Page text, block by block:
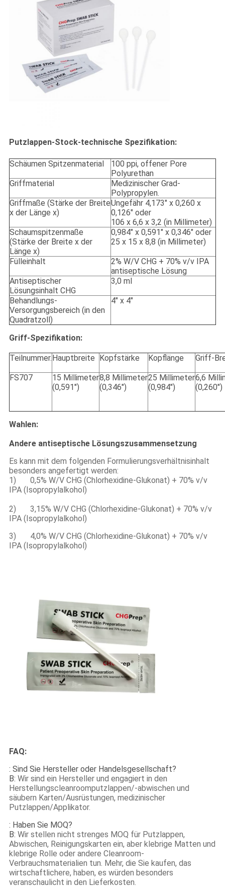
Putzlappen-Stock-technische Spezifikation:
Schäumen Spitzenmaterial
100 ppi, offener Pore
Polyurethan
Griffmaterial
Medizinischer Grad-
Polypropylen.
Griffmaße (Stärke der Breite
x der Länge x)
Ungefähr 4,173" x 0,260 x
0,126" oder
106 x 6,6 x 3,2 (in Millimeter)
Schaumspitzenmaße
(Stärke der Breite x der
Länge x)
0,984" x 0,591" x 0,346" oder
25 x 15 x 8,8 (in Millimeter)
Fülleinhalt
2% W/V CHG + 70% v/v IPA
antiseptische Lösung
Antiseptischer
Lösungsinhalt CHG
3,0 ml
Behandlungs-
Versorgungsbereich (in den
Quadratzoll)
4" x 4"
Griff-Spezifikation:
Teilnummer. Hauptbreite Kopfstärke Kopflänge Griff-
FS707
15 Millimeter
(0,591")
8,8 Millimeter
(0,346")
25 Millimeter
(0,984")
6,6
(0,260")
Wahlen:
Andere antiseptische Lösungszusammensetzung
Es kann mit dem folgenden Formulierungsverhältnisinhalt
besonders angefertigt werden:
1) 0,5% W/V CHG (Chlorhexidine-Glukonat) + 70% v/v
IPA (Isopropylalkohol)
2) 3,15% W/V CHG (Chlorhexidine-Glukonat) + 70% v/v
IPA (Isopropylalkohol)
3) 4,0% W/V CHG (Chlorhexidine-Glukonat) + 70% v/v
IPA (Isopropylalkohol)
FAQ:
: Sind Sie Hersteller oder Handelsgesellschaft?
B: Wir sind ein Hersteller und engagiert in den
Herstellungscleanroomputzlappen/-abwischen und
säubern Karten/Ausrüstungen, medizinischer
Putzlappen/Applikator.
: Haben Sie MOQ?
B: Wir stellen nicht strenges MOQ für Putzlappen,
Abwischen, Reinigungskarten ein, aber klebrige Matten und
klebrige Rolle oder andere Cleanroom-
Verbrauchsmaterialien tun. Mehr, die Sie kaufen, das
wirtschaftlichere, haben, es würden besonders
veranschaulicht in den Lieferkosten.